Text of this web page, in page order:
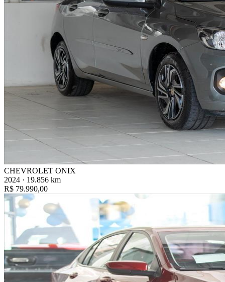
CHEVROLET ONIX
2024 · 19.856 km
R$ 79.990,00